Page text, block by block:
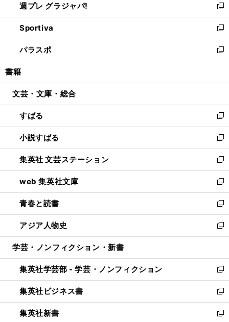
く
で
開
く
ィ
ン
ド
ウ
で
開
い
ウ
ィ
ン
ド
ウ
開
週プレ グラジャパ!
新
し
い
ウ
ィ
ン
ウ
開
く
Sportiva
新
し
い
ウ
ン
ウ
で
開
く
パラスポ
新
し
ウ
ン
ド
ウ
で
開
く
書籍
文芸・文庫・総合
すばる
新
し
い
ウ
ィ
ン
ド
ウ
で
開
く
小説すばる
新
し
い
ウ
ィ
ン
ド
ウ
で
開
集英社 文芸ステーション
新
し
い
ウ
ィ
ン
ド
ウ
開
く
web 集英社文庫
新
し
い
ウ
ィ
ン
ウ
で
開
く
青春と読書
新
し
い
ウ
ン
ド
ウ
で
開
く
アジア人物史
新
し
ウ
ィ
ン
ド
ウ
で
学芸・ノンフィクション・新書
集英社学芸部 - 学芸・ノンフィクション
新
し
い
ウ
ィ
集英社ビジネス書
新
し
い
集英社新書
新